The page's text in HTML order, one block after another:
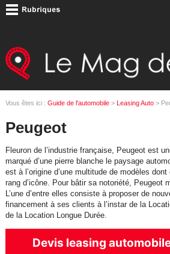
Vous êtes ici : Guide de l'automobile> Leasing Auto>
Peugeot
Fleuron de l’industrie française, Peugeot est
marqué d’une pierre blanche le paysage
est à l’origine d’une multitude de modèles
rang d’icône. Pour bâtir sa notoriété, Peugeot
L’une d’entre elles consiste à proposer de
financement à ses clients à l’instar de la
de la Location Longue Durée.